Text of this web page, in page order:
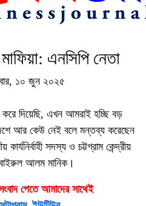
এনসিপি নেতা
১০ জুন ২০২৫
করে দিয়েছি, এখন আমরাই হচ্ছি বড়
আর কেউ নেই বলে মন্তব্য করেছেন
কার্যনির্বাহী সদস্য ও চট্টগ্রাম কেন্দ্রীয়
আলম মানিক।
পেতে আমাদের সাথেই